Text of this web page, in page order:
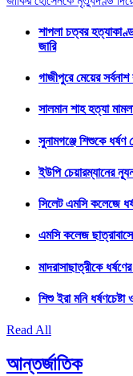
শাপলা চত্বর
জারি
গাজীপুরে মেয়ের সর্বনাশ
সালমান শাহ হত্যা
সুনামগঞ্জে শিশুকে ধর্ষণ
ইউপি চেয়ারম্যানের
সিলেট এমসি কলেজে
এমসি কলেজ
মাদরাসাছাত্রীকে
শিশু ইরা মনি
Read All
আন্তর্জাতিক